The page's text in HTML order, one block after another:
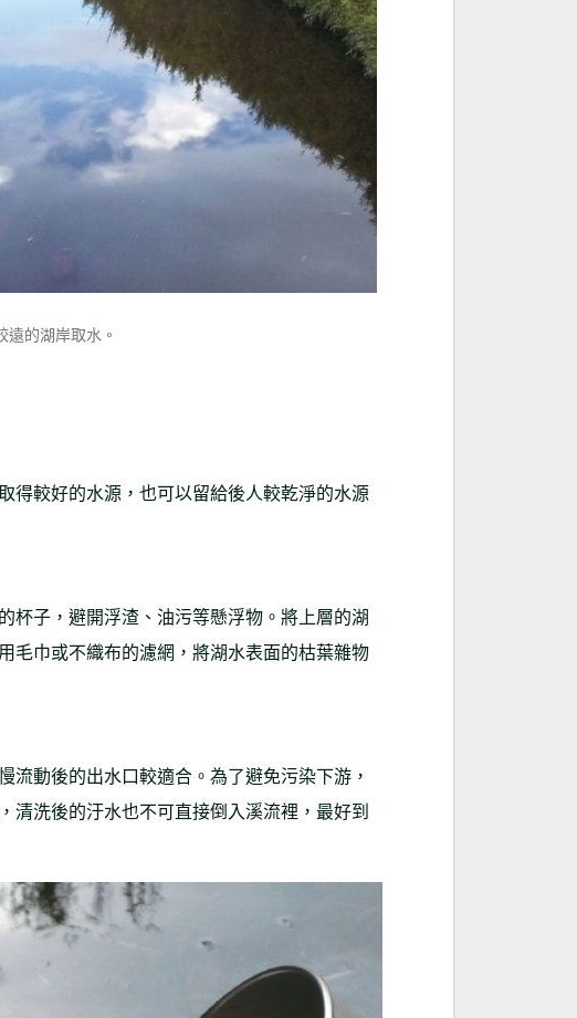
的湖岸取水。
得較好的水源，也可以留給後人較乾淨的水源
杯子，避開浮渣、油污等懸浮物。將上層的湖
毛巾或不織布的濾網，將湖水表面的枯葉雜物
動後的出水口較適合。為了避免污染下游，
清洗後的汙水也不可直接倒入溪流裡，最好到